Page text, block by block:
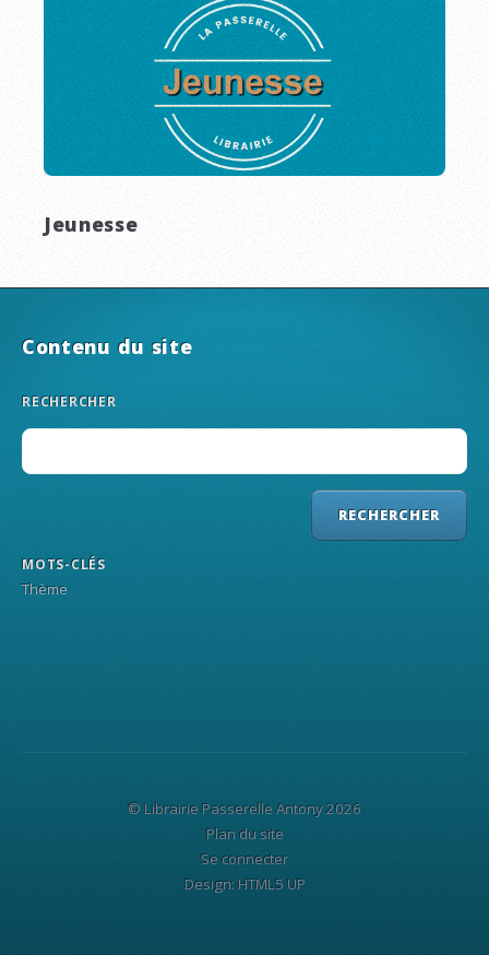
Jeunesse
Contenu du site
RECHERCHER
MOTS-CLÉS
Thème
© Librairie Passerelle Antony 2026
Plan du site
Se connecter
Design: HTML5 UP